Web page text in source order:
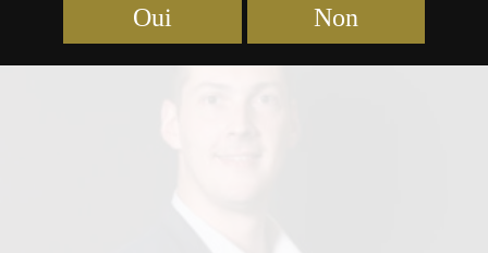
Oui Non